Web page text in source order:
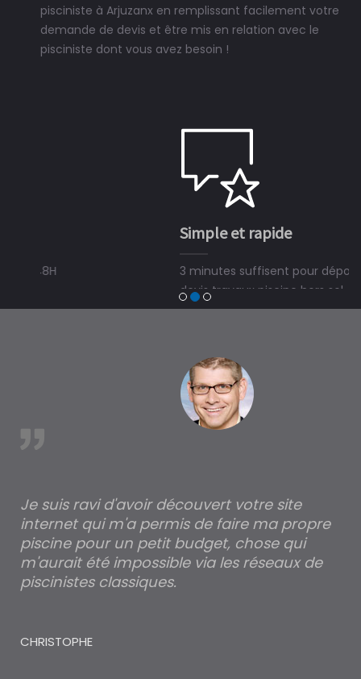
pisciniste à Arjuzanx en remplissant facilement votre
demande de devis et être mis en relation avec le
pisciniste dont vous avez besoin !
3 minutes suffisent pour déposer une demande de
devis travaux piscine hors sol, bois ou polyester et
trouver un expert en piscine hors sol, bois ou polyester
Je suis ravi d'avoir découvert votre site
internet qui m'a permis de faire ma propre
piscinistes classiques.